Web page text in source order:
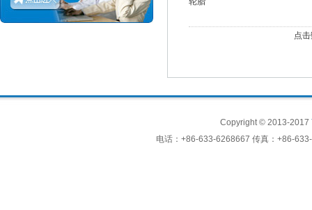
点
Copyright © 2013-2017
电话：+86-633-6268667 传真：+86-